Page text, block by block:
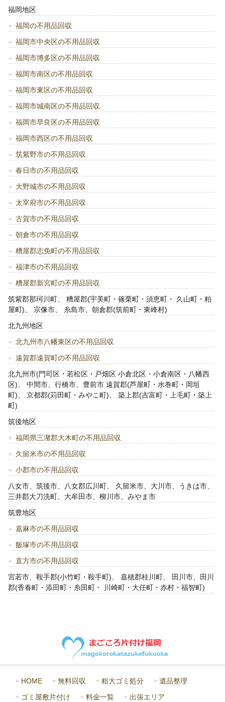
福岡地区
福岡の不用品回収
福岡市中央区の不用品回収
福岡市博多区の不用品回収
福岡市南区の不用品回収
福岡市東区の不用品回収
福岡市城南区の不用品回収
福岡市早良区の不用品回収
福岡市西区の不用品回収
筑紫野市の不用品回収
春日市の不用品回収
大野城市の不用品回収
太宰府市の不用品回収
古賀市の不用品回収
朝倉市の不用品回収
糟屋郡志免町の不用品回収
福津市の不用品回収
糟屋郡新宮町の不用品回収
筑紫郡那珂川町、 糟屋郡(宇美町・篠栗町・須恵町・ 久山町・粕
屋町)、 宗像市、 糸島市、朝倉郡(筑前町・東峰村)
北九州地区
北九州市八幡東区の不用品回収
遠賀郡遠賀町の不用品回収
北九州市(門司区・若松区・戸畑区 小倉北区・小倉南区・八幡西
区)、 中間市、行橋市、豊前市 遠賀郡(芦屋町・水巻町・岡垣
町)、 京都郡(苅田町・みやこ町)、 築上郡(吉富町・上毛町・築上
町)
筑後地区
福岡県三潴郡大木町の不用品回収
久留米市の不用品回収
小郡市の不用品回収
八女市、筑後市、八女郡広川町、 久留米市、大川市、うきは市、
三井郡大刀洗町、大牟田市、柳川市、みやま市
筑豊地区
嘉麻市の不用品回収
飯塚市の不用品回収
直方市の不用品回収
宮若市、鞍手郡(小竹町・鞍手町)、 嘉穂郡桂川町、 田川市、田川
郡(香春町・添田町・糸田町・ 川崎町・大任町・赤村・福智町)
HOME 無料回収 粗大ゴミ処分 遺品整理
ゴミ屋敷片付け 料金一覧 出張エリア